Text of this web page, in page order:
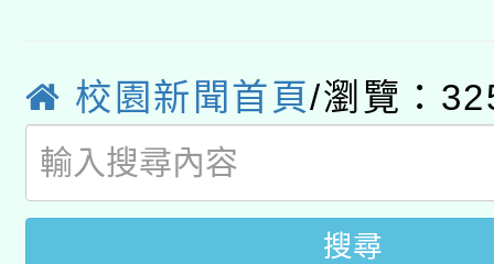
業成長研習」實施計畫
族教育國際趨勢與發展
新北市政府教育局辦理
師專業成長研習實施計
方素養工作坊新北場」
族語言臺北學習中心
「族語學習班」招生簡
轉知有關國立成功大學
文教學共融平台-教案
教育部國民及學前教育
年度COVID-19疫苗接
校園新聞首頁/瀏覽：
搜尋